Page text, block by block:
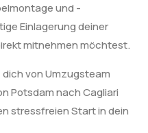
und -
Einlagerung deiner
mitnehmen möchtest.
von Umzugsteam
Potsdam nach Cagliari
stressfreien Start in dein